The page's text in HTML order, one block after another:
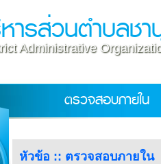
ารส่วนตำบลช
Administrative
ตรวจสอบภายใน
หัวข้อ :: ตรวจสอบภายใน